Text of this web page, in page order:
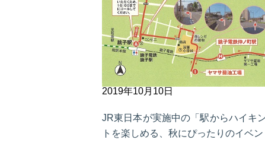
2019年10月10日
JR東日本が実施中の「駅からハイキ
トを楽しめる、秋にぴったりのイベン